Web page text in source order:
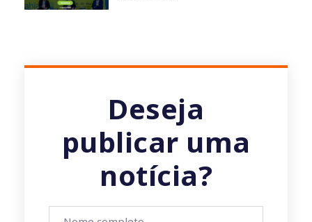
Deseja
publicar uma
notícia?